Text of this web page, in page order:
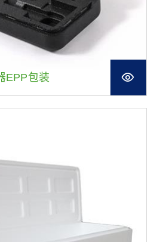
EPP包装